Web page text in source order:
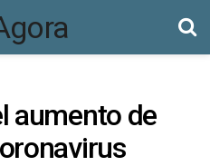
aumento de